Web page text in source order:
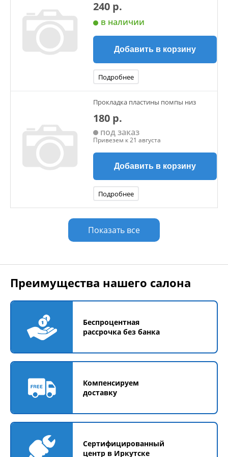
240 р.
в наличии
Добавить в корзину
Подробнее
Прокладка пластины помпы низ
180 р.
под заказ
Привезем к 21 августа
Добавить в корзину
Подробнее
Показать все
Преимущества нашего салона
Беспроцентная
рассрочка без банка
Компенсируем
доставку
Сертифицированный
центр в Иркутске